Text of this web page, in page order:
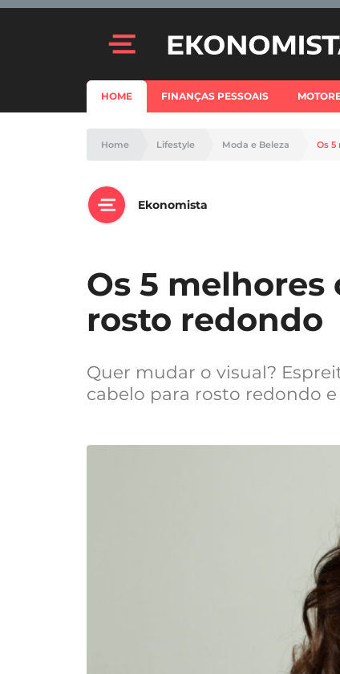
HOME FINANÇAS PESSOAIS
Home Lifestyle Moda e Beleza Os
Ekonomista
Os 5
rosto redondo
Quer mudar o visual?
cabelo para rosto redondo